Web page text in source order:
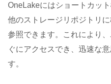
OneLakeにはショートカッ
他のストレージリポジトリ
参照できます。これにより
ぐにアクセスでき、迅速な
す。